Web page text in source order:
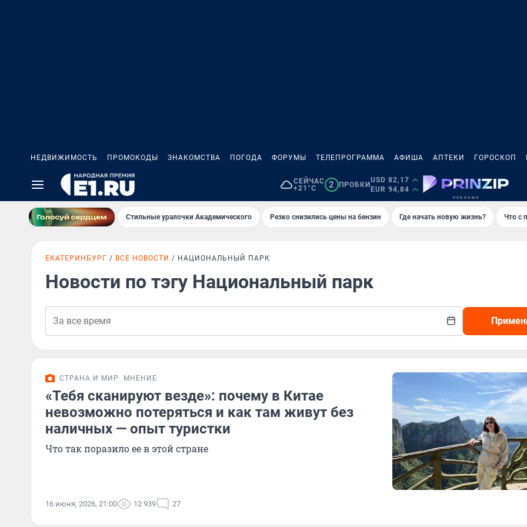
НЕДВИЖИМОСТЬ ПРОМОКОДЫ ЗНАКОМСТВА ПОГОДА ФОРУМЫ ТЕЛЕПРОГРАММА АФИША АПТЕКИ ГОРОСКОП
СЕЙЧАС
+21°C
2 ПРОБКИ
USD 82,17
EUR 94,84
Стильные уралочки Академического Резко снизились цены на бензин Где начать новую жизнь? Что с
ЕКАТЕРИНБУРГ ВСЕ НОВОСТИ НАЦИОНАЛЬНЫЙ ПАРК
Новости по тэгу Национальный парк
СТРАНА И МИР МНЕНИЕ
«Тебя сканируют везде»: почему в Китае
невозможно потеряться и как там живут без
наличных — опыт туристки
Что так поразило ее в этой стране
16 июня, 2026, 21:00 12 939 27